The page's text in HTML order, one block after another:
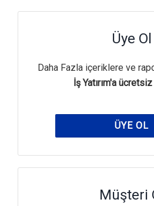
Üye Ol
Daha Fazla içeriklere ve
İş Yatırım'a
ÜYE OL
Müşteri